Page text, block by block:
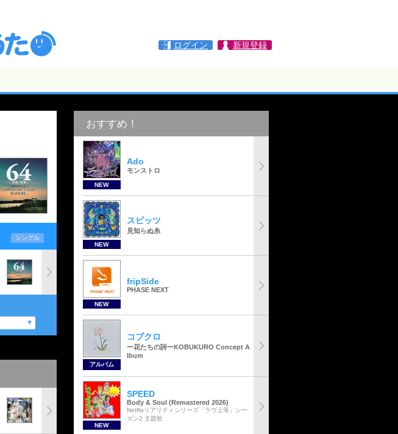
ログイン 新規登録
シングル
おすすめ！
NEW
Ado
モンストロ
NEW
スピッツ
見知らぬ糸
NEW
fripSide
PHASE NEXT
アルバム
コブクロ
ー花たちの詩ーKOBUKURO Concept A
lbum
NEW
SPEED
Body & Soul (Remastered 2026)
Netflixリアリティシリーズ「ラヴ上等」シー
ズン2 主題歌